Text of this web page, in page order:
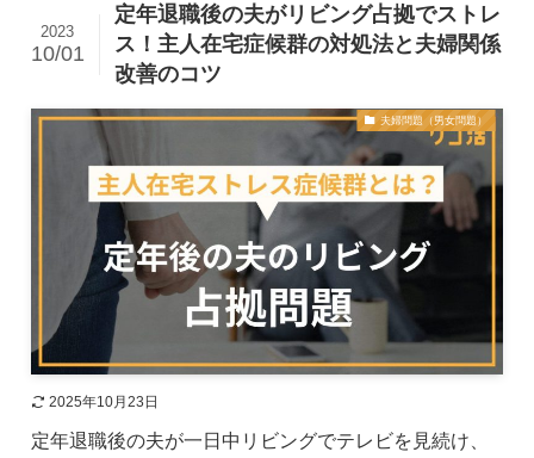
定年退職後の夫がリビング占拠でストレ
ス！主人在宅症候群の対処法と夫婦関係
改善のコツ
2023
10/01
夫婦問題（男女問題）
2025年10月23日
定年退職後の夫が一日中リビングでテレビを見続け、